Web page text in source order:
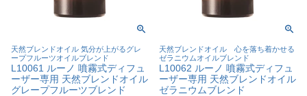
天然ブレンドオイル 気分が上がるグレ
ープフルーツオイルブレンド
L10061 ルーノ 噴霧式ディフュ
ーザー専用 天然ブレンドオイル
グレープフルーツブレンド
天然ブレンドオイル 心を落ち着かせる
ゼラニウムオイルブレンド
L10062 ルーノ 噴霧式ディフュ
ーザー専用 天然ブレンドオイル
ゼラニウムブレンド